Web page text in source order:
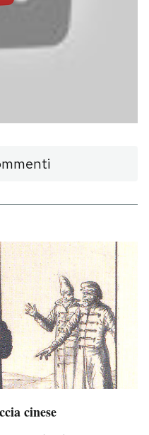
cinese